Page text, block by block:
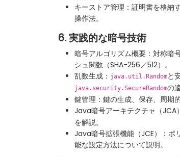
キーストア管理：証明書を格納
操作法。
6. 実践的な暗号技術
暗号アルゴリズム概要：対称暗
シュ関数（SHA-256／512）。
乱数生成： java.util.Randomと
java.security.SecureRandomの
鍵管理：鍵の生成、保存、周期
Java暗号アーキテクチャ（JCA
を解説。
Java暗号拡張機能（JCE）：ポ
能な設定方法について説明。